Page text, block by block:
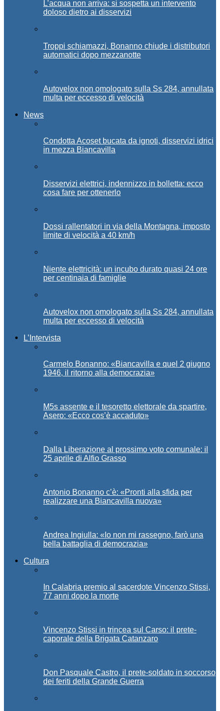
L’acqua non arriva: si sospetta un intervento
doloso dietro ai disservizi
Troppi schiamazzi, Bonanno chiude i distributori
automatici dopo mezzanotte
Autovelox non omologato sulla Ss 284, annullata
multa per eccesso di velocità
News
Condotta Acoset bucata da ignoti, disservizi idrici
in mezza Biancavilla
Disservizi elettrici, indennizzo in bolletta: ecco
cosa fare per ottenerlo
Dossi rallentatori in via della Montagna, imposto
limite di velocità a 40 km/h
Niente elettricità: un incubo durato quasi 24 ore
per centinaia di famiglie
Autovelox non omologato sulla Ss 284, annullata
multa per eccesso di velocità
L’Intervista
Carmelo Bonanno: «Biancavilla e quel 2 giugno
1946, il ritorno alla democrazia»
M5s assente e il tesoretto elettorale da spartire,
Asero: «Ecco cos’è accaduto»
Dalla Liberazione al prossimo voto comunale: il
25 aprile di Alfio Grasso
Antonio Bonanno c’è: «Pronti alla sfida per
realizzare una Biancavilla nuova»
Andrea Ingiulla: «Io non mi rassegno, farò una
bella battaglia di democrazia»
Cultura
In Calabria premio al sacerdote Vincenzo Stissi,
77 anni dopo la morte
Vincenzo Stissi in trincea sul Carso: il prete-
caporale della Brigata Catanzaro
Don Pasquale Castro, il prete-soldato in soccorso
dei feriti della Grande Guerra